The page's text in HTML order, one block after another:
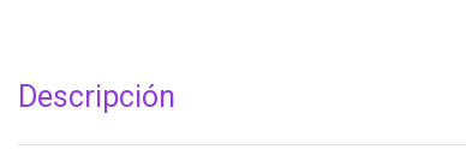
Descripción